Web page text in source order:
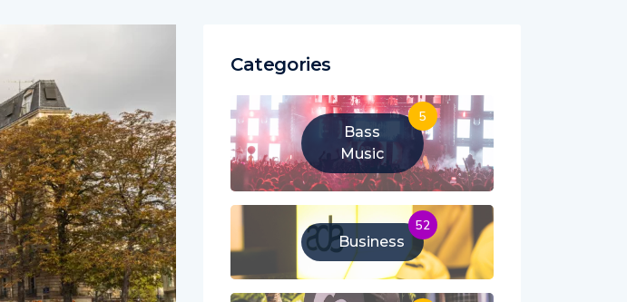
Categories
Bass
Music
5
Business
52